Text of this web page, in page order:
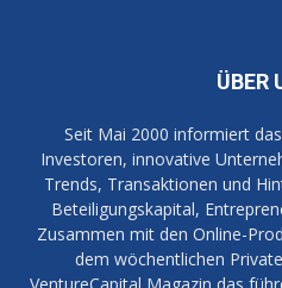
ÜBER
Seit Mai 2000 informiert
Investoren, innovative
Trends, Transaktionen und
Beteiligungskapital,
Zusammen mit den Online-
dem wöchentlichen